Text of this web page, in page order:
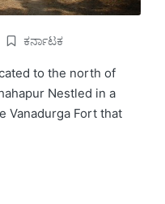
Posted
in
ಕರ್ನಾಟಕ
to the north of
Nestled in a
Vanadurga Fort that